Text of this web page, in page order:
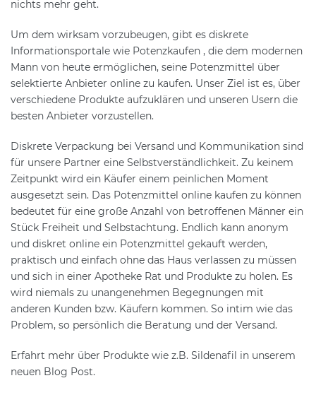
nichts mehr geht.
Um dem wirksam vorzubeugen, gibt es diskrete
Informationsportale wie Potenzkaufen , die dem modernen
Mann von heute ermöglichen, seine Potenzmittel über
selektierte Anbieter online zu kaufen. Unser Ziel ist es, über
verschiedene Produkte aufzuklären und unseren Usern die
besten Anbieter vorzustellen.
Diskrete Verpackung bei Versand und Kommunikation sind
für unsere Partner eine Selbstverständlichkeit. Zu keinem
Zeitpunkt wird ein Käufer einem peinlichen Moment
ausgesetzt sein. Das Potenzmittel online kaufen zu können
bedeutet für eine große Anzahl von betroffenen Männer ein
Stück Freiheit und Selbstachtung. Endlich kann anonym
und diskret online ein Potenzmittel gekauft werden,
praktisch und einfach ohne das Haus verlassen zu müssen
und sich in einer Apotheke Rat und Produkte zu holen. Es
wird niemals zu unangenehmen Begegnungen mit
anderen Kunden bzw. Käufern kommen. So intim wie das
Problem, so persönlich die Beratung und der Versand.
Erfahrt mehr über Produkte wie z.B. Sildenafil in unserem
neuen Blog Post.